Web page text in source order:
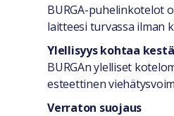
Yleiset
BURGA-puhelinkotelot
laitteesi turvassa ilman
Ylellisyys kohtaa
BURGAn ylelliset
esteettinen
Verraton suojaus